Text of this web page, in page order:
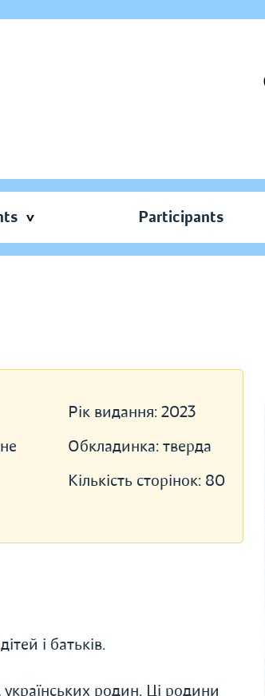
Participants
Рік видання: 2023
Обкладинка: тверда
Кількість сторінок: 80
і батьків.
українських родин. Ці родини